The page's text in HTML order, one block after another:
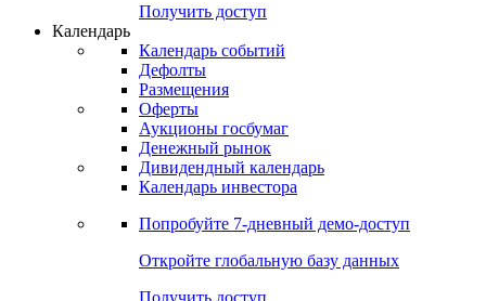
Получить доступ
Календарь
Календарь событий
Дефолты
Размещения
Оферты
Аукционы госбумаг
Денежный рынок
Дивидендный календарь
Календарь инвестора
Попробуйте 7-дневный демо-доступ
Откройте глобальную базу данных
Получить доступ